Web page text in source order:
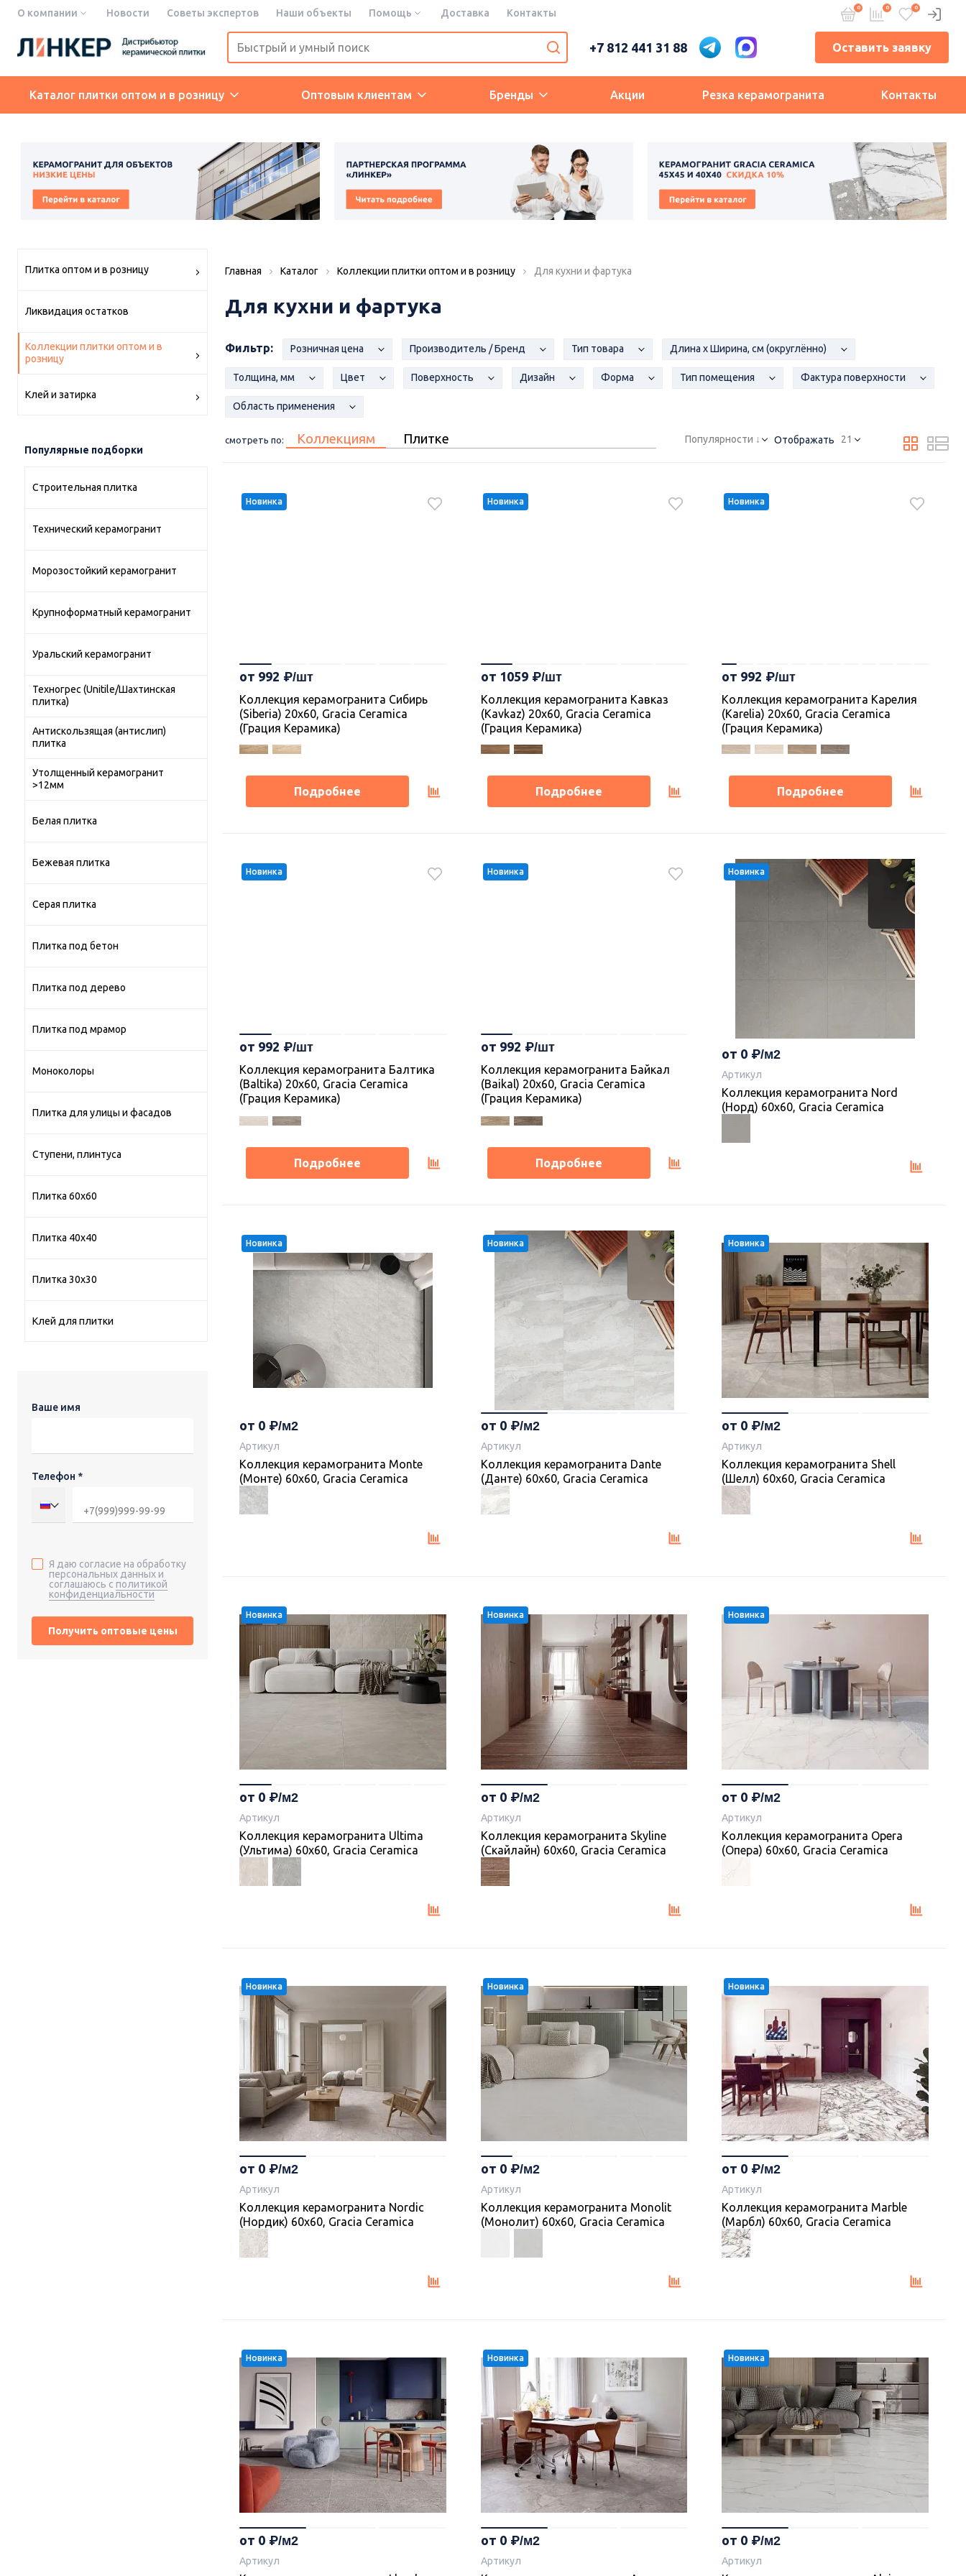
О компании Новости Советы экспертов Наши объекты Помощь Доставка Контакты
+7 812 441 31 88 Оставить заявку
Каталог плитки оптом и в розницу Оптовым клиентам Бренды Акции Резка керамогранита Контакты
Плитка оптом и в розницу
Ликвидация остатков
Коллекции плитки оптом и в
розницу
Клей и затирка
Популярные подборки
Строительная плитка
Технический керамогранит
Морозостойкий керамогранит
Крупноформатный керамогранит
Уральский керамогранит
Техногрес (Unitile/Шахтинская
плитка)
Антискользящая (антислип)
плитка
Утолщенный керамогранит
>12мм
Белая плитка
Бежевая плитка
Серая плитка
Плитка под бетон
Плитка под дерево
Плитка под мрамор
Моноколоры
Плитка для улицы и фасадов
Ступени, плинтуса
Плитка 60х60
Плитка 40х40
Плитка 30х30
Клей для плитки
Ваше имя
Телефон *
Я даю согласие на обработку
персональных данных и
соглашаюсь с политикой
конфиденциальности
Главная Каталог Коллекции плитки оптом и в розницу Для кухни и фартука
Для кухни и фартука
Фильтр: Розничная цена Производитель / Бренд Тип товара Длина x Ширина, см (округлённо)
Толщина, мм Цвет Поверхность Дизайн Форма Тип помещения Фактура поверхности
Область применения
смотреть по: Коллекциям Плитке Популярности ↓ Отображать 21
Новинка
от 992
Коллекция керамогранита Сибирь
(Siberia) 20х60, Gracia Ceramica
(Грация Керамика)
Подробнее
Новинка
от 1059
Коллекция керамогранита Кавказ
(Kavkaz) 20х60, Gracia Ceramica
(Грация Керамика)
Подробнее
Новинка
от 992
Коллекция керамогранита Карелия
(Karelia) 20х60, Gracia Ceramica
(Грация Керамика)
Подробнее
Новинка
от 992
Коллекция керамогранита Балтика
(Baltika) 20х60, Gracia Ceramica
(Грация Керамика)
Подробнее
Новинка
от 992
Коллекция керамогранита Байкал
(Baikal) 20х60, Gracia Ceramica
(Грация Керамика)
Подробнее
Новинка
от 0
Артикул
Коллекция керамогранита Nord
(Норд) 60х60, Gracia Ceramica
Новинка
от 0
Артикул
Коллекция керамогранита Monte
(Монте) 60х60, Gracia Ceramica
Новинка
от 0
Артикул
Коллекция керамогранита Dante
(Данте) 60х60, Gracia Ceramica
Новинка
от 0
Артикул
Коллекция керамогранита Shell
(Шелл) 60х60, Gracia Ceramica
Новинка
от 0
Артикул
Коллекция керамогранита Ultima
(Ультима) 60х60, Gracia Ceramica
Новинка
от 0
Артикул
Коллекция керамогранита Skyline
(Скайлайн) 60х60, Gracia Ceramica
Новинка
от 0
Артикул
Коллекция керамогранита Opera
(Опера) 60х60, Gracia Ceramica
Новинка
от 0
Артикул
Коллекция керамогранита Nordic
(Нордик) 60х60, Gracia Ceramica
Новинка
от 0
Артикул
Коллекция керамогранита Monolit
(Монолит) 60х60, Gracia Ceramica
Новинка
от 0
Артикул
Коллекция керамогранита Marble
(Марбл) 60х60, Gracia Ceramica
Новинка
от 0
Артикул
Новинка
от 0
Артикул
Новинка
от 0
Артикул